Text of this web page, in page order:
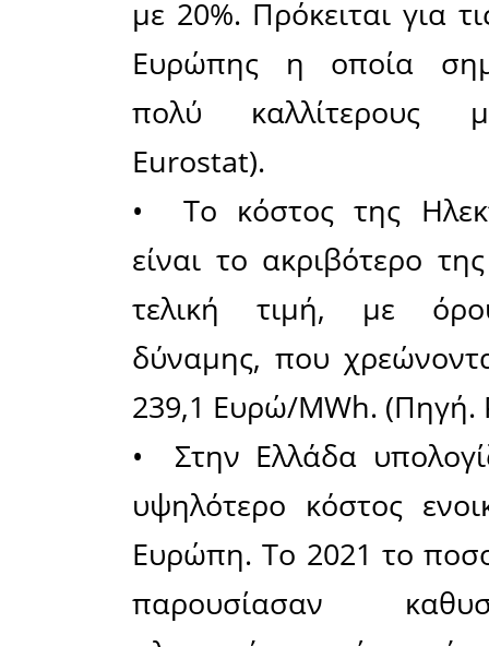
Ετήσια
Σύνορα).
• Η
Coved-19
των 29